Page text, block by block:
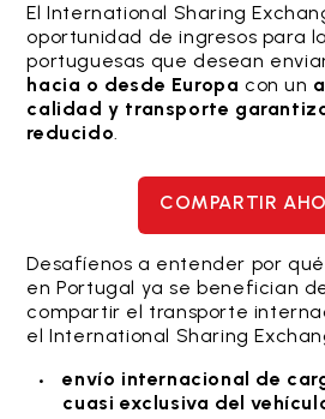
El International Sharing
oportunidad de ingresos para
portuguesas que desean
hacia o desde Europa con un
calidad y transporte
reducido.
COMPARTIR
Desafíenos a entender por
en Portugal ya se benefician
compartir el transporte
el International Sharing
envío internacional de
cuasi exclusiva del